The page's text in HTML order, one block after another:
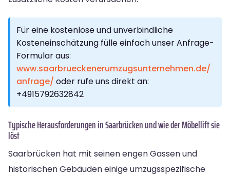
Für eine kostenlose und unverbindliche
Kosteneinschätzung fülle einfach unser Anfrage-
Formular aus:
www.saarbrueckenerumzugsunternehmen.de/
anfrage/ oder rufe uns direkt an:
+4915792632842
Typische Herausforderungen in Saarbrücken und wie der Möbellift sie
löst
Saarbrücken hat mit seinen engen Gassen und
historischen Gebäuden einige umzugsspezifische